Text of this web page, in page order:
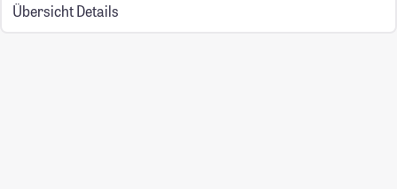
Übersicht Details